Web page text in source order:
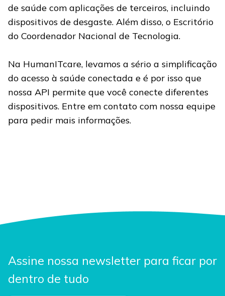
de saúde com aplicações de terceiros, incluindo
dispositivos de desgaste. Além disso, o Escritório
do Coordenador Nacional de Tecnologia.
Na HumanITcare, levamos a sério a simplificação
do acesso à saúde conectada e é por isso que
nossa API permite que você conecte diferentes
dispositivos. Entre em contato com nossa equipe
para pedir mais informações.
Assine nossa newsletter para ficar por
dentro de tudo